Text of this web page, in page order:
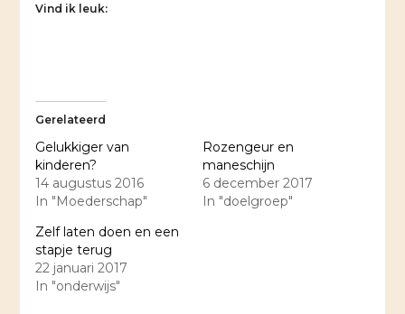
Vind ik leuk:
Gerelateerd
Gelukkiger van
kinderen?
14 augustus 2016
In "Moederschap"
Rozengeur en
maneschijn
6 december 2017
In "doelgroep"
Zelf laten doen en een
stapje terug
22 januari 2017
In "onderwijs"